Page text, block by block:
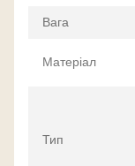
Вага
Матеріал
Тип